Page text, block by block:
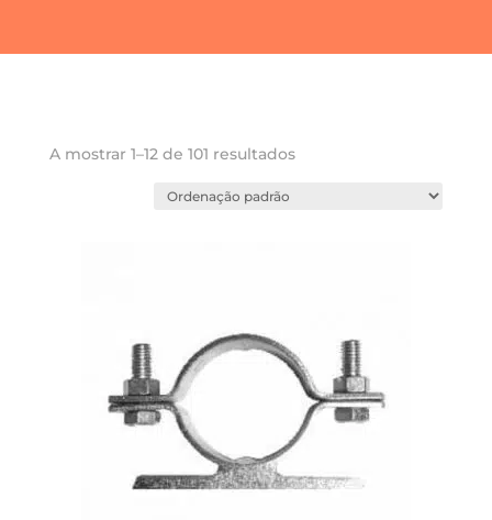
A mostrar 1–12 de 101 resultados